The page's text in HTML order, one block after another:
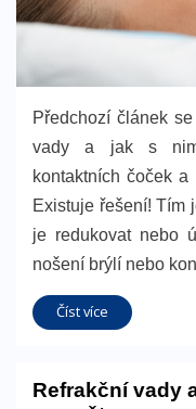
Předchozí článek
vady a jak s
kontaktních čoček
Existuje řešení! Tím
je redukovat nebo
nošení brýlí nebo
Číst více
Refrakční vady